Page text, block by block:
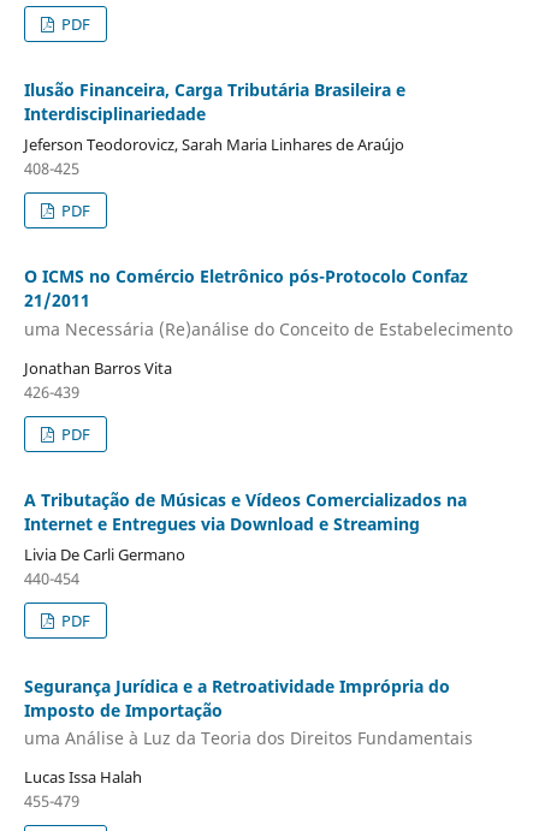
PDF
Ilusão Financeira, Carga Tributária Brasileira e
Interdisciplinariedade
Jeferson Teodorovicz, Sarah Maria Linhares de Araújo
408-425
PDF
O ICMS no Comércio Eletrônico pós-Protocolo Confaz
21/2011
uma Necessária (Re)análise do Conceito de Estabelecimento
Jonathan Barros Vita
426-439
PDF
A Tributação de Músicas e Vídeos Comercializados na
Internet e Entregues via Download e Streaming
Livia De Carli Germano
440-454
PDF
Segurança Jurídica e a Retroatividade Imprópria do
Imposto de Importação
uma Análise à Luz da Teoria dos Direitos Fundamentais
Lucas Issa Halah
455-479